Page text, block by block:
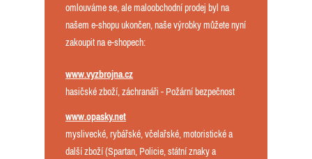
omlouváme se, ale maloobchodní prodej byl na
našem e-shopu ukončen, naše výrobky můžete nyní
zakoupit na e-shopech:
www.vyzbrojna.cz
hasičské zboží, záchranáři - Požární bezpečnost
www.opasky.net
myslivecké, rybářské, včelařské, motoristické a
další zboží (Spartan, Policie, státní znaky a